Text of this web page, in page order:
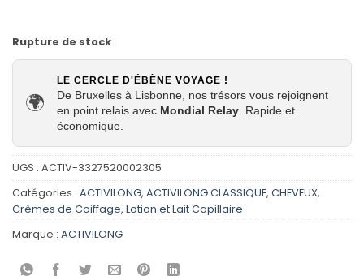
Rupture de stock
🌍
LE CERCLE D'ÉBÈNE VOYAGE !
De Bruxelles à Lisbonne, nos trésors vous rejoignent
en point relais avec Mondial Relay. Rapide et
économique.
UGS : ACTIV-3327520002305
Catégories : ACTIVILONG, ACTIVILONG CLASSIQUE, CHEVEUX,
Crèmes de Coiffage, Lotion et Lait Capillaire
Marque : ACTIVILONG